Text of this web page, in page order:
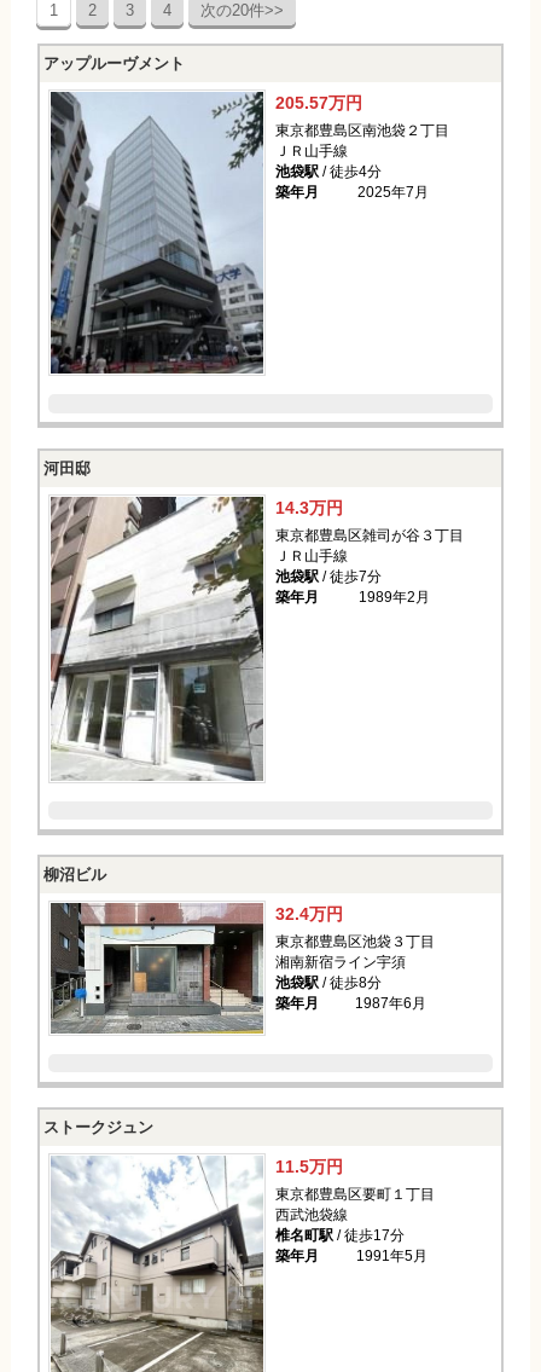
1 2 3 4 次の20件>>
アップルーヴメント
205.57万円
東京都豊島区南池袋２丁目
ＪＲ山手線
池袋駅/ 徒歩4分
築年月
2025年7月
河田邸
14.3万円
東京都豊島区雑司が谷３丁目
ＪＲ山手線
池袋駅/ 徒歩7分
築年月
1989年2月
柳沼ビル
32.4万円
東京都豊島区池袋３丁目
湘南新宿ライン宇須
池袋駅/ 徒歩8分
築年月
1987年6月
ストークジュン
11.5万円
東京都豊島区要町１丁目
西武池袋線
椎名町駅/ 徒歩17分
築年月
1991年5月